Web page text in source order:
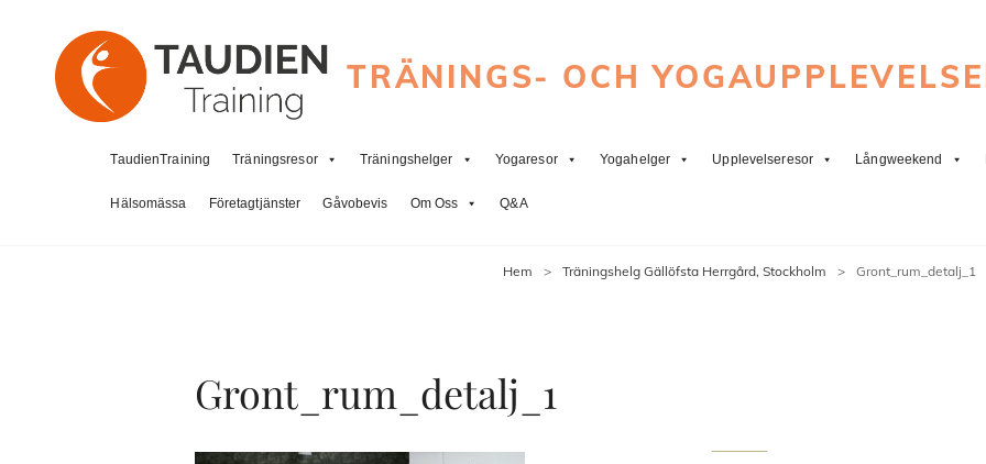
TRÄNINGS- OCH
TaudienTraining Träningsresor Träningshelger Yogaresor Yogahelger Upplevelseresor Långweekend
Hälsomässa Företagtjänster Gåvobevis Om Oss Q&A
Hem > Träningshelg Gällöfsta Herrgård, Stockholm > Gront_rum_detalj_1
Gront_rum_detalj_1